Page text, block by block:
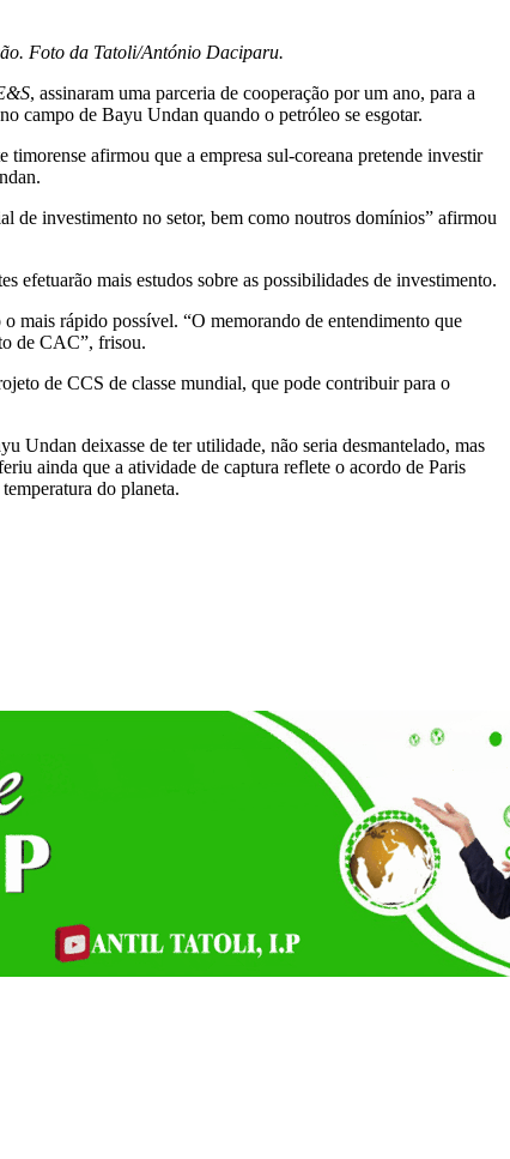
Foto da Tatoli/António Daciparu.
, assinaram uma parceria de cooperação por um ano, para a
campo de Bayu Undan quando o petróleo se esgotar.
afirmou que a empresa sul-coreana pretende investir
de investimento no setor, bem como noutros domínios” afirmou
efetuarão mais estudos sobre as possibilidades de investimento.
mais rápido possível. “O memorando de entendimento que
de CAC”, frisou.
de CCS de classe mundial, que pode contribuir para o
Undan deixasse de ter utilidade, não seria desmantelado, mas
ainda que a atividade de captura reflete o acordo de Paris
do planeta.